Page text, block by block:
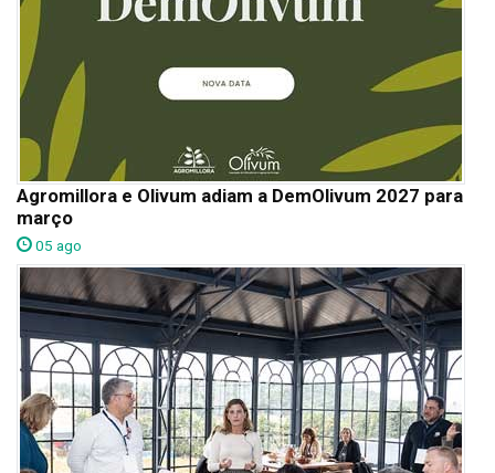
Agromillora e Olivum adiam a DemOlivum 2027 para
março
05 ago